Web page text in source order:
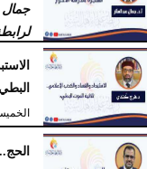
جمال
الثلاثاء، 16 يونيو 2026 10:22 صـ
الخميس، 4